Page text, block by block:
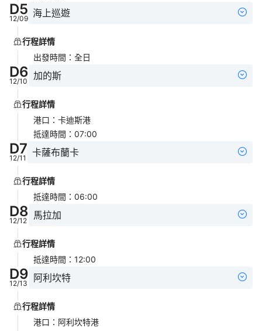
D5
12/09 海上巡遊
行程詳情
出發時間 ： 全日
D6
12/10 加的斯
行程詳情
港口 ： 卡迪斯港
抵達時間 ： 07:00
D7
12/11 卡薩布蘭卡
行程詳情
抵達時間 ： 06:00
D8
12/12 馬拉加
行程詳情
抵達時間 ： 12:00
D9
12/13 阿利坎特
行程詳情
港口 ： 阿利坎特港